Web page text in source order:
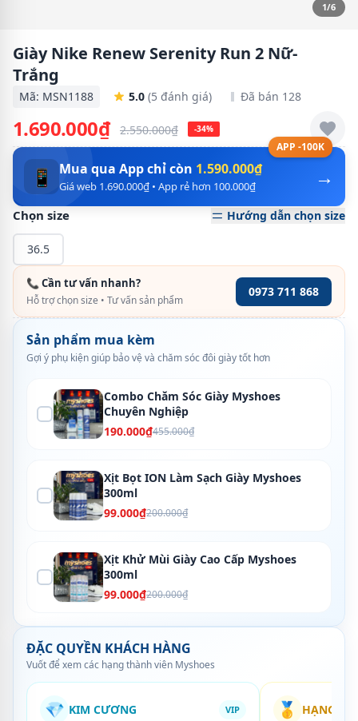
1/6
Giày Nike Renew Serenity Run 2 Nữ-
Trắng
Mã: MSN1188 5.0 (5 đánh giá) Đã bán 128
1.690.000₫ 2.550.000₫ -34%
APP -100K
→
📱 Mua qua App chỉ còn 1.590.000₫
Giá web 1.690.000₫ • App rẻ hơn 100.000₫
Chọn size Hướng dẫn chọn size
36.5
📞 Cần tư vấn nhanh?
Hỗ trợ chọn size • Tư vấn sản phẩm
0973 711 868
Sản phẩm mua kèm
Gợi ý phụ kiện giúp bảo vệ và chăm sóc đôi giày tốt hơn
Combo Chăm Sóc Giày Myshoes
Chuyên Nghiệp
190.000₫455.000₫
Xịt Bọt ION Làm Sạch Giày Myshoes
300ml
99.000₫200.000₫
Xịt Khử Mùi Giày Cao Cấp Myshoes
300ml
99.000₫200.000₫
ĐẶC QUYỀN KHÁCH HÀNG
Vuốt để xem các hạng thành viên Myshoes
💎 KIM CƯƠNG VIP 🥇 HẠNG